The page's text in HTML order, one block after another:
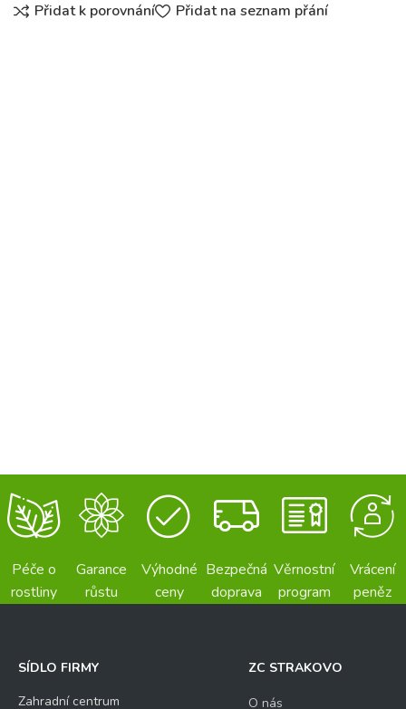
Přidat k porovnání Přidat na seznam přání
Péče o
rostliny
Garance
růstu
Výhodné
ceny
Bezpečná
doprava
Věrnostní
program
Vrácení
peněz
SÍDLO FIRMY
Zahradní centrum
ZC STRAKOVO
O nás